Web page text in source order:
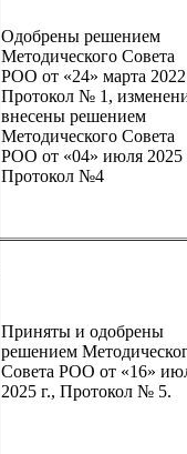
Одобрены решением
Методического Совета
РОО от «24» марта 2022
Протокол № 1,
внесены решением
Методического Совета
РОО от «04» июля 2025
Протокол №4
Приняты и одобрены
решением
Совета РОО от «16»
2025 г., Протокол № 5.